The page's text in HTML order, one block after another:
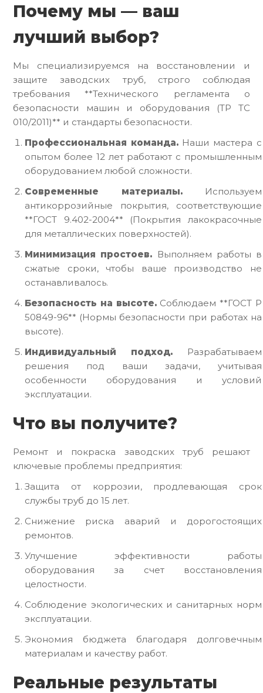
Почему мы — ваш
лучший выбор?
Мы специализируемся на восстановлении и
защите заводских труб, строго соблюдая
требования **Технического регламента о
безопасности машин и оборудования (ТР ТС
010/2011)** и стандарты безопасности.
Профессиональная команда.Наши мастера с
опытом более 12 лет работают с промышленным
оборудованием любой сложности.
Современные материалы.Используем
антикоррозийные покрытия, соответствующие
**ГОСТ 9.402-2004** (Покрытия лакокрасочные
для металлических поверхностей).
Минимизация простоев. Выполняем работы в
сжатые сроки, чтобы ваше производство не
останавливалось.
Безопасность на высоте.Соблюдаем **ГОСТ Р
50849-96** (Нормы безопасности при работах на
высоте).
Индивидуальный подход. Разрабатываем
решения под ваши задачи, учитывая
особенности оборудования и условий
эксплуатации.
Что вы получите?
Ремонт и покраска заводских труб решают
ключевые проблемы предприятия:
Защита от коррозии, продлевающая срок
службы труб до 15 лет.
Снижение риска аварий и дорогостоящих
ремонтов.
Улучшение эффективности работы
оборудования за счет восстановления
целостности.
Соблюдение экологических и санитарных норм
эксплуатации.
Экономия бюджета благодаря долговечным
материалам и качеству работ.
Реальные результаты